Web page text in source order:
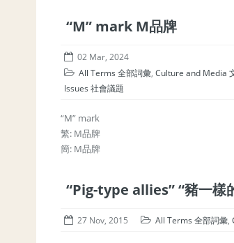
“M” mark M品牌
02 Mar, 2024
All Terms 全部詞彙, Culture and Media
Issues 社會議題
“M” mark
繁: M品牌
簡: M品牌
“Pig-type allies” “豬一樣
27 Nov, 2015 All Terms 全部詞彙,